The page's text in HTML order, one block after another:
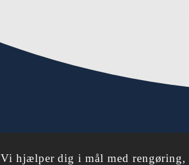
Vi hjælper dig i mål med rengøring,